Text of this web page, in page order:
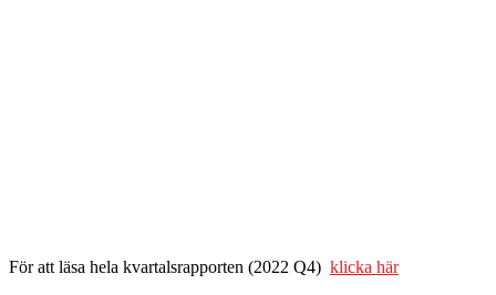
För att läsa hela kvartalsrapporten (2022 Q4) klicka här